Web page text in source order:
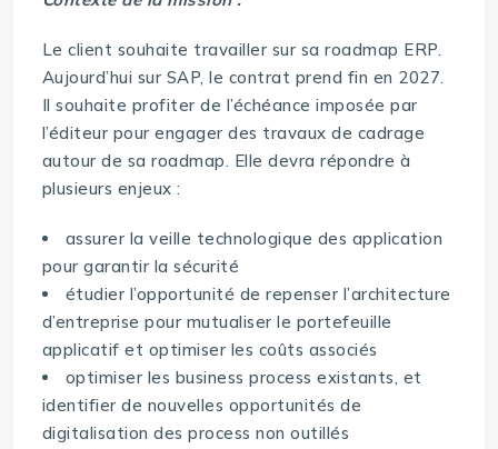
Le client souhaite travailler sur sa roadmap ERP.
Aujourd’hui sur SAP, le contrat prend fin en 2027.
Il souhaite profiter de l’échéance imposée par
l’éditeur pour engager des travaux de cadrage
autour de sa roadmap. Elle devra répondre à
plusieurs enjeux :
assurer la veille technologique des application
pour garantir la sécurité
étudier l’opportunité de repenser l’architecture
d’entreprise pour mutualiser le portefeuille
applicatif et optimiser les coûts associés
optimiser les business process existants, et
identifier de nouvelles opportunités de
digitalisation des process non outillés